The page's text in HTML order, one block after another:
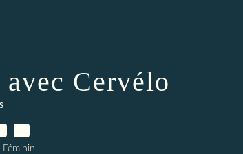
Cervélo
Féminin